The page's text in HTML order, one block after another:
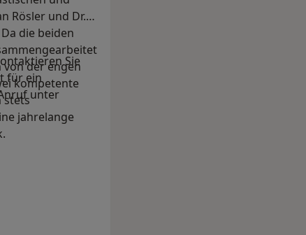
Rösler und Dr.
die beiden
von der engen
kompetente
stets
jahrelange
Sie
für ein
unter